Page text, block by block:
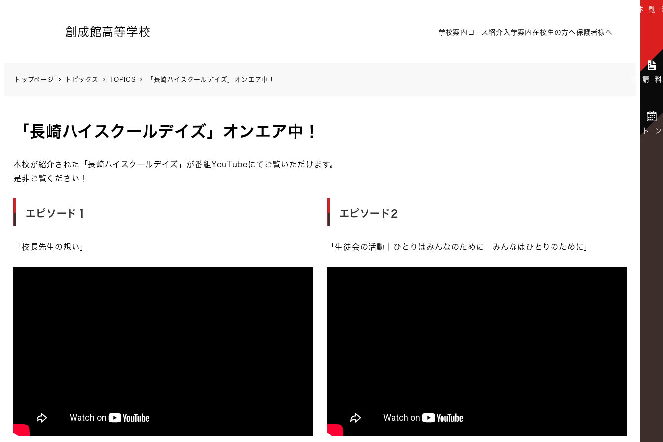
創成館高等学校 学校案内 コース紹介 入学案内在校生の方へ保護者様へ
トップページ トピックス TOPICS 「長崎ハイスクールデイズ」オンエア中！
「長崎ハイスクールデイズ」オンエア中！
本校が紹介された「長崎ハイスクールデイズ」が番組YouTubeにてご覧いただけます。
是非ご覧ください！
エピソード１
「校長先生の想い」
エピソード2
「生徒会の活動｜ひとりはみんなのために みんなはひとりのために」